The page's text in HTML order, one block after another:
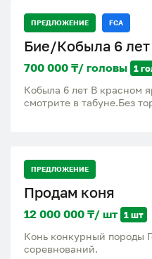
ПРЕДЛОЖЕНИЕ FCA
Бие/Кобыла 6 лет
700 000 ₸/ головы 1
Кобыла 6 лет В красном
смотрите в табуне.Без
ПРЕДЛОЖЕНИЕ
Продам коня
12 000 000 ₸/ шт 1 шт
Конь конкурный породы
соревнований.